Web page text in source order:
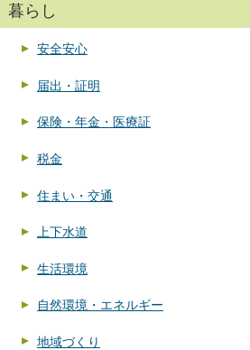
暮らし
安全安心
届出・証明
保険・年金・医療証
税金
住まい・交通
上下水道
生活環境
自然環境・エネルギー
地域づくり